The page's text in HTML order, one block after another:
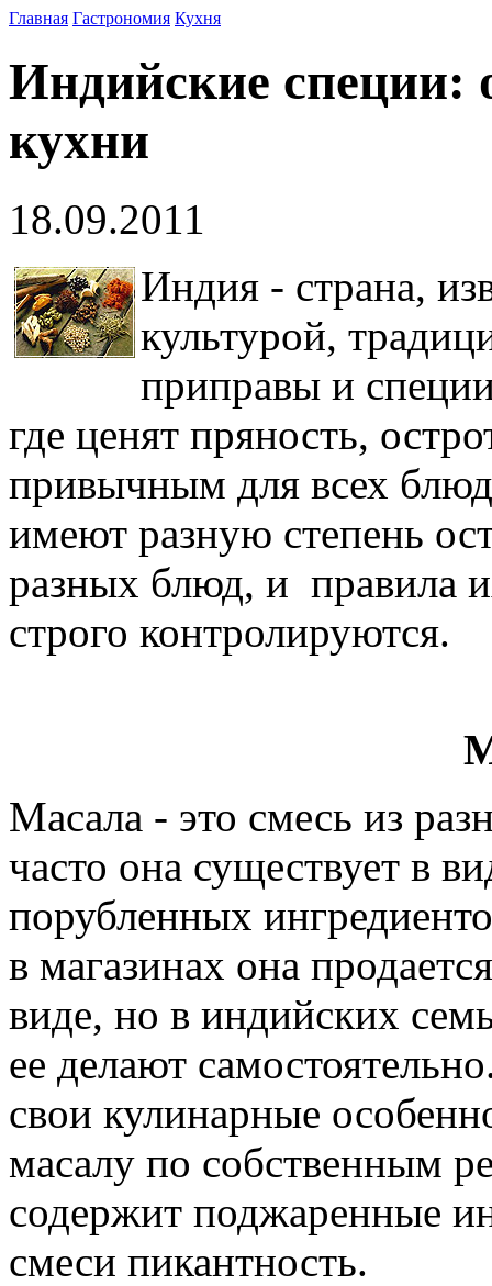
Главная Гастрономия Кухня
Индийские специи:
кухни
18.09.2011
Индия - страна,
культурой,
приправы и
где ценят пряность,
привычным для всех
имеют разную степень
разных блюд, и правила
строго контролируются.
Масала - это смесь из
часто она существует в
порубленных
в магазинах она
виде, но в индийских
ее делают
свои кулинарные
масалу по собственным
содержит поджаренные
смеси пикантность.